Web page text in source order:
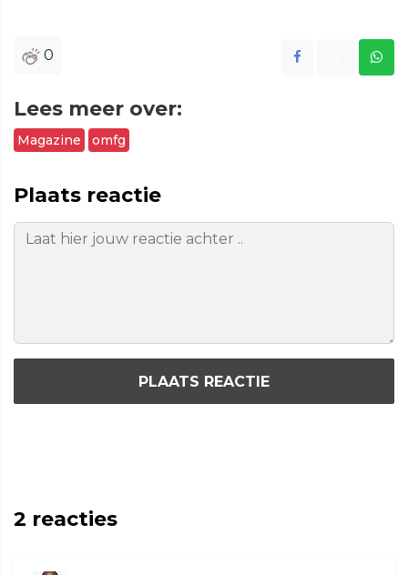
0
Lees meer over:
Magazine omfg
Plaats reactie
PLAATS REACTIE
2 reacties